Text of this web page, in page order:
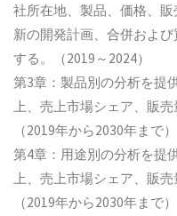
社所在地、製品、価格、
新の開発計画、合併およ
する。（2019～2024）
第3章：製品別の分析を提
上、売上市場シェア、販
（2019年から2030年まで
第4章：用途別の分析を提
上、売上市場シェア、販
（2019年から2030年まで